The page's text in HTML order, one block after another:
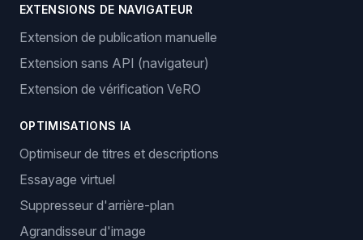
EXTENSIONS DE NAVIGATEUR
Extension de publication manuelle
Extension sans API (navigateur)
Extension de vérification VeRO
OPTIMISATIONS IA
Optimiseur de titres et descriptions
Essayage virtuel
Suppresseur d'arrière-plan
Agrandisseur d'image